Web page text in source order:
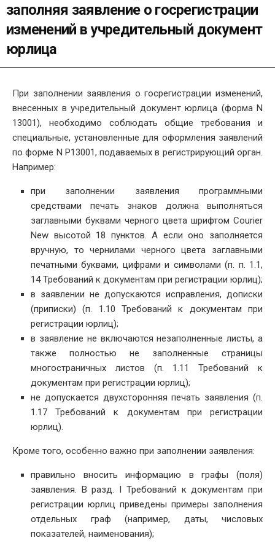
заполняя заявление о госрегистрации
изменений в учредительный документ
юрлица
При заполнении заявления о госрегистрации изменений,
внесенных в учредительный документ юрлица (форма N
13001), необходимо соблюдать общие требования и
специальные, установленные для оформления заявлений
по форме N Р13001, подаваемых в регистрирующий орган.
Например:
при заполнении заявления программными
средствами печать знаков должна выполняться
заглавными буквами черного цвета шрифтом Courier
New высотой 18 пунктов. А если оно заполняется
вручную, то чернилами черного цвета заглавными
печатными буквами, цифрами и символами (п. п. 1.1,
14 Требований к документам при регистрации юрлиц);
в заявлении не допускаются исправления, дописки
(приписки) (п. 1.10 Требований к документам при
регистрации юрлиц);
в заявление не включаются незаполненные листы, а
также полностью не заполненные страницы
многостраничных листов (п. 1.11 Требований к
документам при регистрации юрлиц);
не допускается двухсторонняя печать заявления (п.
1.17 Требований к документам при регистрации
юрлиц).
Кроме того, особенно важно при заполнении заявления:
правильно вносить информацию в графы (поля)
заявления. В разд. I Требований к документам при
регистрации юрлиц приведены примеры заполнения
отдельных граф (например, даты, числовых
показателей, наименования);